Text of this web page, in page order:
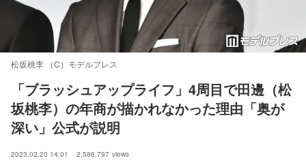
松坂桃李 （C）モデルプレス
「ブラッシュアップライフ」4周目で田邊（松
坂桃李）の年商が描かれなかった理由「奥が
深い」公式が説明
2023.02.20 14:01 2,586,797 views